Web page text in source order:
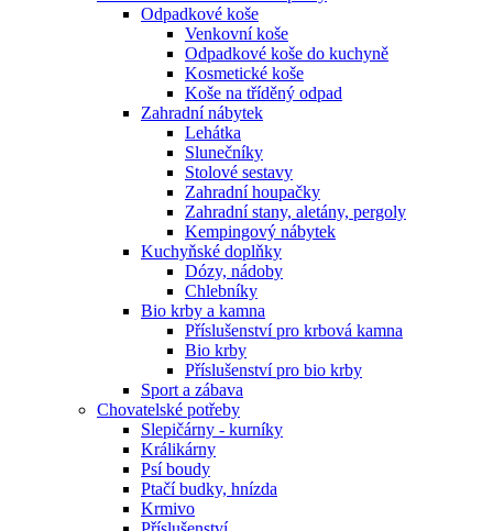
Odpadkové koše
Venkovní koše
Odpadkové koše do kuchyně
Kosmetické koše
Koše na tříděný odpad
Zahradní nábytek
Lehátka
Slunečníky
Stolové sestavy
Zahradní houpačky
Zahradní stany, aletány, pergoly
Kempingový nábytek
Kuchyňské doplňky
Dózy, nádoby
Chlebníky
Bio krby a kamna
Příslušenství pro krbová kamna
Bio krby
Příslušenství pro bio krby
Sport a zábava
Chovatelské potřeby
Slepičárny - kurníky
Králikárny
Psí boudy
Ptačí budky, hnízda
Krmivo